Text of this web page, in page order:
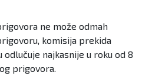
ne može odmah
komisija prekida
najkasnije u roku od 8
prigovora.